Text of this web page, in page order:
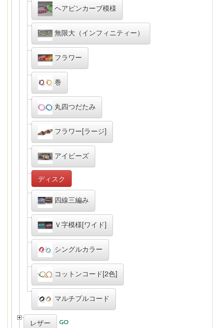
ヘアピンカーブ模様
無限大（インフィニティー）
フラワー
巻
丸四つだたみ
フラワー[ラージ]
アイビーズ
ディスク
四線三編み
Ｖ字模様[ワイド]
シングルカラー
コットンコード[2色]
マルチプルコード
レザー